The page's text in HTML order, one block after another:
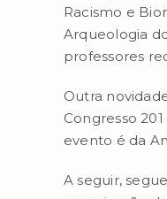
Racismo e
Arqueologia
professores
Outra
Congresso
evento é da
A seguir,